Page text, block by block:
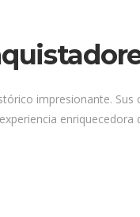
impresionante.